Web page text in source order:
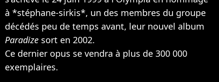
à *stéphane-sirkis*, un des membres du groupe
décédés peu de temps avant, leur nouvel album
Paradize sort en 2002.
Ce dernier opus se vendra à plus de 300 000
exemplaires.